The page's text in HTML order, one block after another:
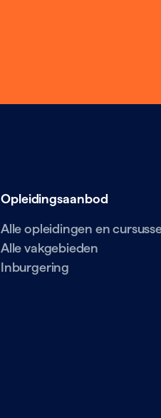
Opleidingsaanbod
Alle opleidingen en
Alle vakgebieden
Inburgering